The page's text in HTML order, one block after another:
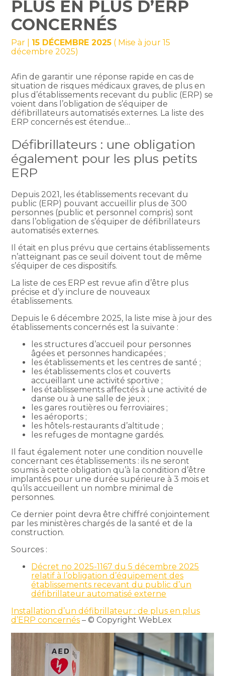
PLUS EN PLUS D’ERP
CONCERNÉS
Par 15 DÉCEMBRE 2025 ( Mise à jour 15
décembre 2025)
Afin de garantir une réponse rapide en cas de
situation de risques médicaux graves, de plus en
plus d’établissements recevant du public (ERP) se
voient dans l’obligation de s’équiper de
défibrillateurs automatisés externes. La liste des
ERP concernés est étendue…
Défibrillateurs : une obligation
également pour les plus petits
ERP
Depuis 2021, les établissements recevant du
public (ERP) pouvant accueillir plus de 300
personnes (public et personnel compris) sont
dans l’obligation de s’équiper de défibrillateurs
automatisés externes.
Il était en plus prévu que certains établissements
n’atteignant pas ce seuil doivent tout de même
s’équiper de ces dispositifs.
La liste de ces ERP est revue afin d’être plus
précise et d’y inclure de nouveaux
établissements.
Depuis le 6 décembre 2025, la liste mise à jour des
établissements concernés est la suivante :
les structures d’accueil pour personnes
âgées et personnes handicapées ;
les établissements et les centres de santé ;
les établissements clos et couverts
accueillant une activité sportive ;
les établissements affectés à une activité de
danse ou à une salle de jeux ;
les gares routières ou ferroviaires ;
les aéroports ;
les hôtels-restaurants d’altitude ;
les refuges de montagne gardés.
Il faut également noter une condition nouvelle
concernant ces établissements : ils ne seront
soumis à cette obligation qu’à la condition d’être
implantés pour une durée supérieure à 3 mois et
qu’ils accueillent un nombre minimal de
personnes.
Ce dernier point devra être chiffré conjointement
par les ministères chargés de la santé et de la
construction.
Sources :
Décret no 2025-1167 du 5 décembre 2025
relatif à l’obligation d’équipement des
établissements recevant du public d’un
défibrillateur automatisé externe
Installation d’un défibrillateur : de plus en plus
d’ERP concernés – © Copyright WebLex